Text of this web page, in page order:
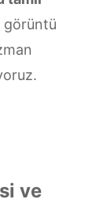
görüntü
ve